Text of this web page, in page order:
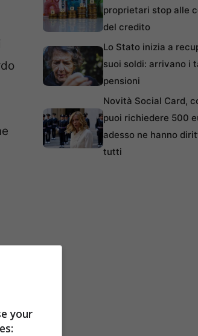
proprietari stop alle
del credito
Lo Stato inizia a
suoi soldi: arrivano i
pensioni
Novità Social Card,
puoi richiedere 500
adesso ne hanno
tutti
your